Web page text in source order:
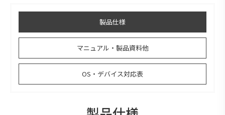
製品仕様
マニュアル・製品資料他
OS・デバイス対応表